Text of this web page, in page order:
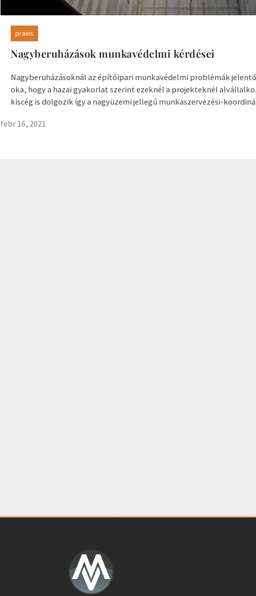
praxis
Nagyberuházások munkavédelmi kérdései
Nagyberuházásoknál az építőipari munkavédelmi problémák
oka, hogy a hazai gyakorlat szerint ezeknél a projekteknél
kiscég is dolgozik így a nagyüzemi jellegű munkaszervezési-
febr 16, 2021